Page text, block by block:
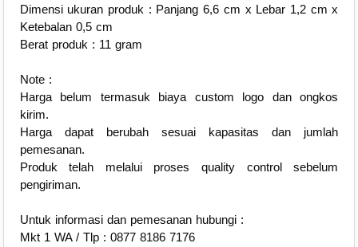
Dimensi ukuran produk : Panjang 6,6 cm x Lebar 1,2 cm x
Ketebalan 0,5 cm
Berat produk : 11 gram
Note :
Harga belum termasuk biaya custom logo dan ongkos
kirim.
Harga dapat berubah sesuai kapasitas dan jumlah
pemesanan.
Produk telah melalui proses quality control sebelum
pengiriman.
Untuk informasi dan pemesanan hubungi :
Mkt 1 WA / Tlp : 0877 8186 7176